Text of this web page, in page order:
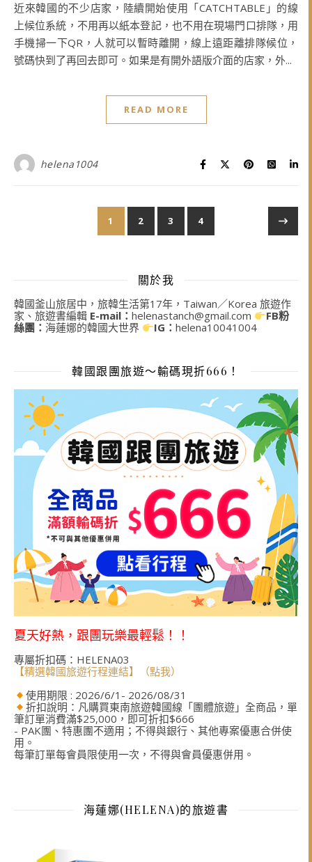
近來韓國的不少店家，陸續開始使用「CATCHTABLE」的線
上候位系統，不用再以紙本登記，也不用在現場門口排隊，用
手機掃一下QR，人就可以暫時離開，線上遠距離排隊候位，
號碼快到了再回去即可。如果是有開外語版介面的店家，外...
READ MORE
helena1004
1 2 3 4
關於我
韓國釜山旅居中，旅韓生活第17年，Taiwan／Korea 旅遊作
家、旅遊書編輯 E-mail： helenastanch@gmail.com
FB粉
絲團： 海蓮娜的韓國大世界 IG：helena10041004
韓國跟團旅遊～輸碼現折666！
夏天好熱，跟團玩樂最輕鬆！！
專屬折扣碼：HELENA03
【精選韓國旅遊行程連結】（點我）
使用期限 : 2026/6/1- 2026/08/31
折扣說明：凡購買東南旅遊韓國線「團體旅遊」全商品，單
筆訂單消費滿$25,000，即可折扣$666
- PAK團、特惠團不適用；不得與銀行、其他專案優惠合併使
用。
每筆訂單每會員限使用一次，不得與會員優惠併用。
海蓮娜(HELENA)的旅遊書